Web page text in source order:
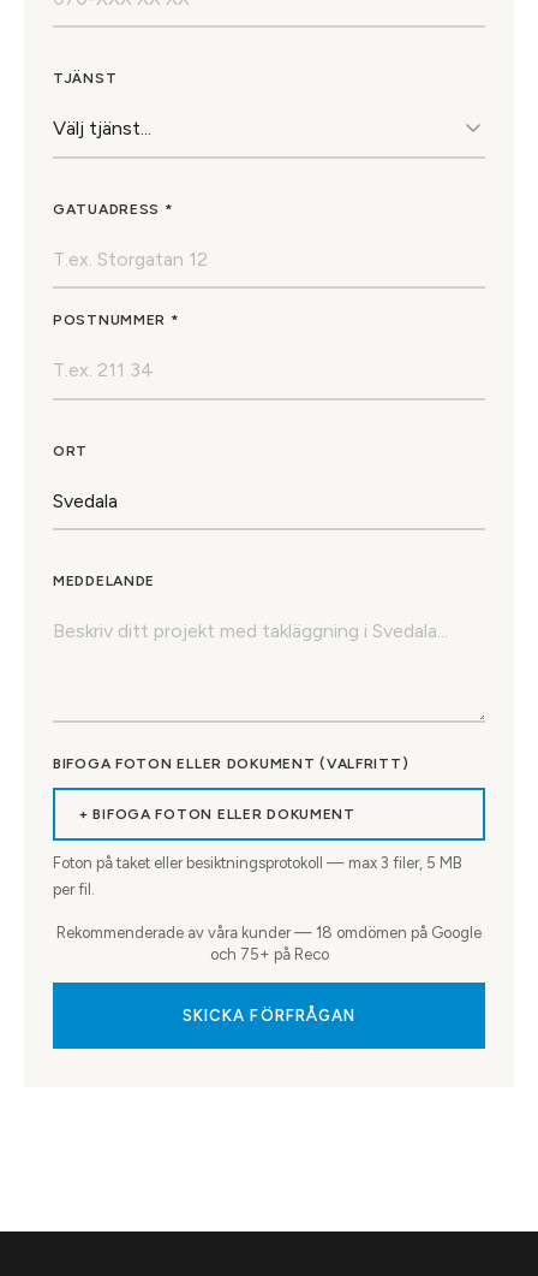
TJÄNST
GATUADRESS *
POSTNUMMER *
ORT
MEDDELANDE
BIFOGA FOTON ELLER DOKUMENT (VALFRITT)
+ BIFOGA FOTON ELLER DOKUMENT
Foton på taket eller besiktningsprotokoll — max 3 filer, 5 MB
per fil.
Rekommenderade av våra kunder — 18 omdömen på Google
och 75+ på Reco
SKICKA FÖRFRÅGAN